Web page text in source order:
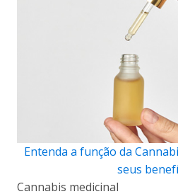
Entenda a função da
seus
Cannabis medicinal